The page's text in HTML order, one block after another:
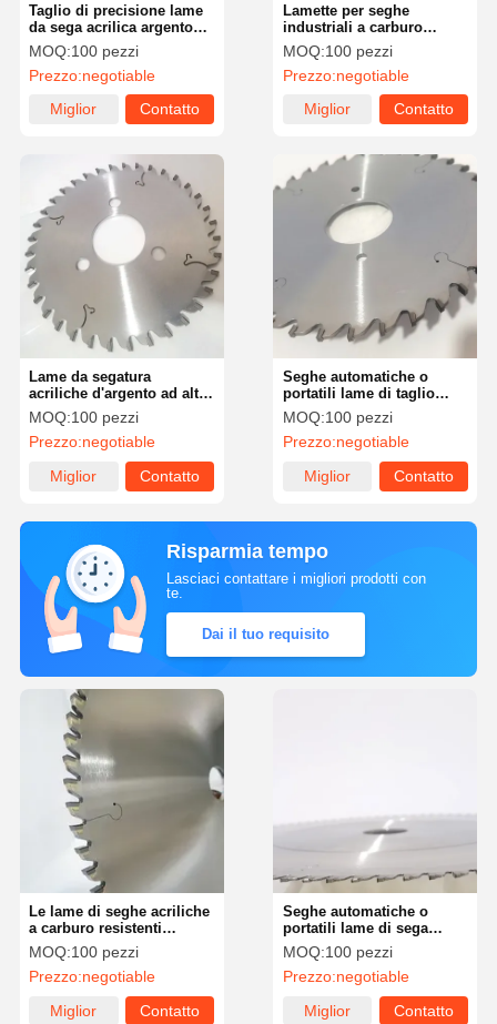
Taglio di precisione lame
da sega acrilica argento
per laboratorio
MOQ:100 pezzi
Prezzo:negotiable
Miglior
Contatto
Lamette per seghe
industriali a carburo
d'argento per il taglio di
materiale acrilico
MOQ:100 pezzi
Prezzo:negotiable
Miglior
Contatto
Lame da segatura
acriliche d'argento ad alta
tensione per tagli rapidi e
precisi
MOQ:100 pezzi
Prezzo:negotiable
Miglior
Contatto
Seghe automatiche o
portatili lame di taglio
acrilica circolare con 0,125
pollici di taglio
MOQ:100 pezzi
Prezzo:negotiable
Miglior
Contatto
Risparmia tempo
Lasciaci contattare i migliori prodotti con
te.
Dai il tuo requisito
Seghe automatiche o
portatili lame di sega
acrilica colore argento con
0,125 pollici di corte
MOQ:100 pezzi
Prezzo:negotiable
Miglior
Contatto
Le lame di seghe acriliche
a carburo resistenti
all'usura per tagli lisci e
precisi
MOQ:100 pezzi
Prezzo:negotiable
Miglior
Contatto